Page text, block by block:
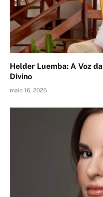
Helder Luemba: A Voz
Divino
maio 16, 2026